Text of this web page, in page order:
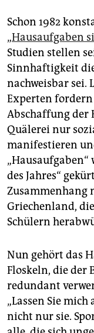
Schon 1982
„Hausaufgaben
Studien stellen
Sinnhaftigkeit
nachweisbar sei.
Experten
Abschaffung der
Quälerei nur
manifestieren
„Hausaufgaben“
des Jahres“
Zusammenhang
Griechenland,
Schülern
Nun gehört das
Floskeln, die der
redundant
„Lassen Sie
nicht nur sie.